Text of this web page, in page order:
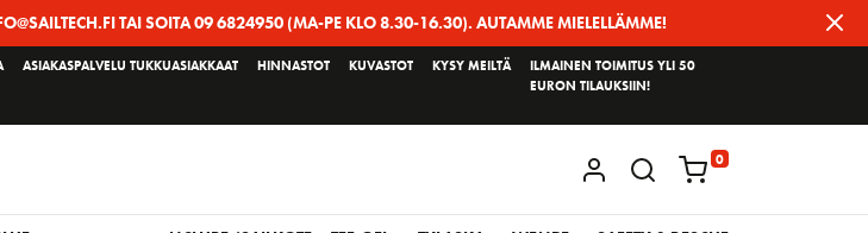
TAI SOITA 09 6824950 (MA-PE KLO 8.30-16.30). AUTAMME MIELELLÄMME!
ASIAKASPALVELU TUKKUASIAKKAAT HINNASTOT KUVASTOT KYSY MEILTÄ
ILMAINEN TOIMITUS YLI 50
EURON TILAUKSIIN!
KIRJAUDU / REKISTERÖIDY
0